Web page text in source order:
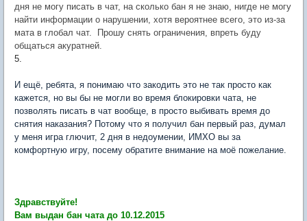
дня не могу писать в чат, на сколько бан я не знаю, нигде не могу
найти информации о нарушении, хотя вероятнее всего, это из-за
мата в глобал чат. Прошу снять ограничения, впреть буду
общаться акуратней.
5.
И ещё, ребята, я понимаю что закодить это не так просто как
кажется, но вы бы не могли во время блокировки чата, не
позволять писать в чат вообще, в просто выбивать время до
снятия наказания? Потому что я получил бан первый раз, думал
у меня игра глючит, 2 дня в недоумении, ИМХО вы за
комфортную игру, посему обратите внимание на моё пожелание.
Здравствуйте!
Вам выдан бан чата до 10.12.2015